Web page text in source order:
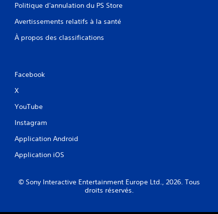
Politique d'annulation du PS Store
Avertissements relatifs à la santé
À propos des classifications
Facebook
X
YouTube
Instagram
Application Android
Application iOS
© Sony Interactive Entertainment Europe Ltd., 2026. Tous
droits réservés.